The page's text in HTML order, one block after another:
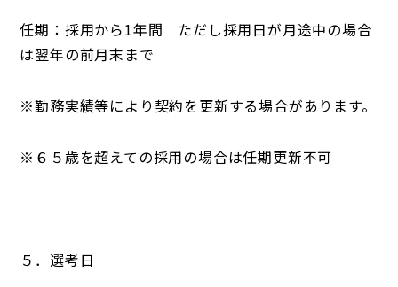
任期：採用から1年間 ただし採用日が月途中の場合
は翌年の前月末まで
※勤務実績等により契約を更新する場合があります。
※６５歳を超えての採用の場合は任期更新不可
５．選考日